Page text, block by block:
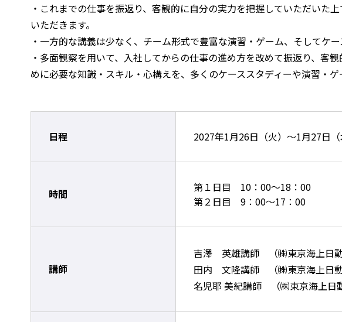
・これまでの仕事を振返り、客観的に自分の実力を把握していただいた
いただきます。
・一方的な講義は少なく、チーム形式で豊富な演習・ゲーム、そしてケ
・多面観察を用いて、入社してからの仕事の進め方を改めて振返り、客
めに必要な知識・スキル・心構えを、多くのケーススタディーや演習・
日程 2027年1月26日（火）〜1月27日（
時間
第１日目 10：00～18：00
第２日目 9：00～17：00
講師
吉澤 英雄講師 （㈱東京海上日
田内 文隆講師 （㈱東京海上日
名児耶 美紀講師
（㈱東京海上